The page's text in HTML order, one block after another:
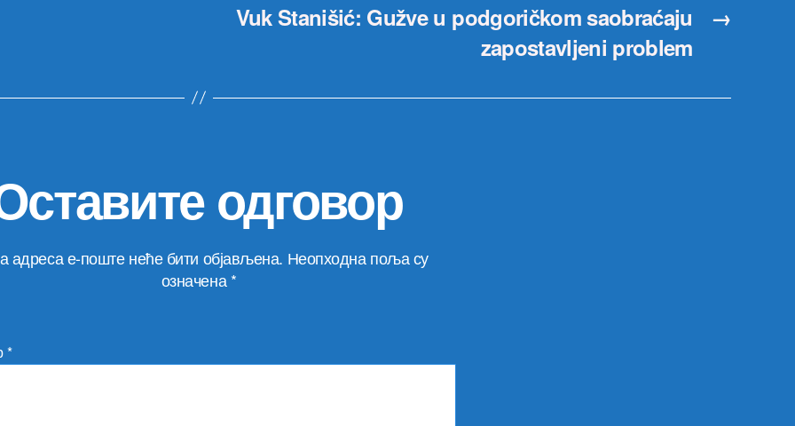
→
Vuk Stanišić: Gužve u podgoričkom saobraćaju
zapostavljeni problem
одговор
адреса е-поште неће бити објављена. Неопходна поља су
означена *
*